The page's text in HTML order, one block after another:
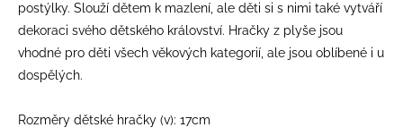
postýlky. Slouží dětem k mazlení, ale děti si s nimi také vytváří
dekoraci svého dětského království. Hračky z plyše jsou
vhodné pro děti všech věkových kategorií, ale jsou oblíbené i u
dospělých.
Rozměry dětské hračky (v): 17cm